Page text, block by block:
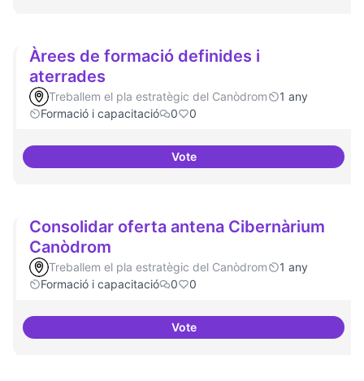
Àrees de formació definides i
aterrades
Treballem el pla estratègic del Canòdrom
1 any
Formació i capacitació
0 0
VoteÀrees de formació definides i
Consolidar oferta antena Cibernàrium
Canòdrom
Treballem el pla estratègic del Canòdrom
1 any
Formació i capacitació
0 0
VoteConsolidar oferta antena